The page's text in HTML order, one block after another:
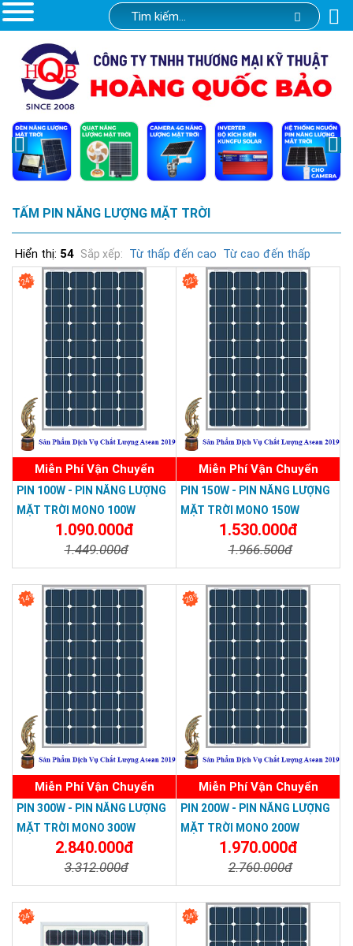
TẤM PIN NĂNG LƯỢNG MẶT TRỜI
Hiển thị: 54 Sắp xếp: Từ thấp đến cao Từ cao đến thấp
24%
Miễn Phí Vận Chuyển
PIN 100W - PIN NĂNG LƯỢNG
MẶT TRỜI MONO 100W
1.090.000đ
1.449.000đ
22%
Miễn Phí Vận Chuyển
PIN 150W - PIN NĂNG LƯỢNG
MẶT TRỜI MONO 150W
1.530.000đ
1.966.500đ
14%
Miễn Phí Vận Chuyển
PIN 300W - PIN NĂNG LƯỢNG
MẶT TRỜI MONO 300W
2.840.000đ
3.312.000đ
28%
Miễn Phí Vận Chuyển
PIN 200W - PIN NĂNG LƯỢNG
MẶT TRỜI MONO 200W
1.970.000đ
2.760.000đ
24% 24%